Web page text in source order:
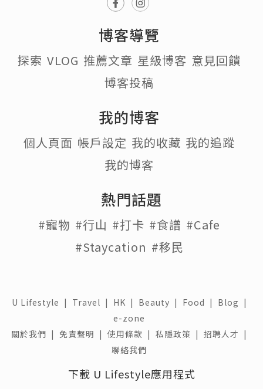
博客導覽
探索 VLOG 推薦文章 星級博客 意見回饋
博客投稿
我的博客
個人頁面 帳戶設定 我的收藏 我的追蹤
我的博客
熱門話題
#寵物 #行山 #打卡 #食譜 #Cafe
#Staycation #移民
U Lifestyle | Travel | HK | Beauty | Food | Blog |
e-zone
關於我們 | 免責聲明 | 使用條款 | 私隱政策 | 招聘人才 |
聯絡我們
下載 U Lifestyle應用程式